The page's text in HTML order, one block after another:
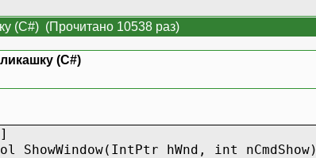
(C#) (Прочитано 10538 раз)
(C#)
hWnd, int